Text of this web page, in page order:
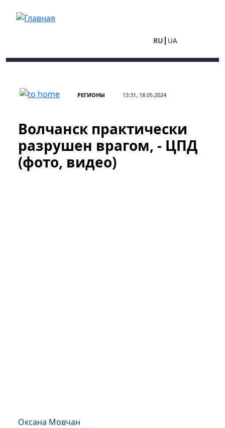
RU UA
РЕГИОНЫ 13:31, 18.05.2024
Волчанск практически
разрушен врагом, - ЦПД
(фото, видео)
Оксана Мовчан